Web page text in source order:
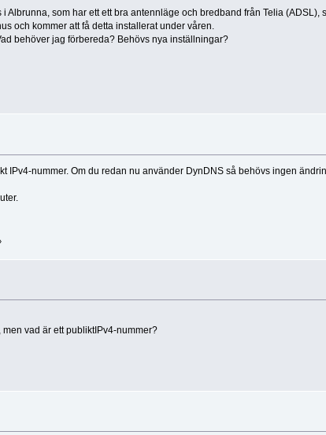
Albrunna, som har ett ett bra antennläge och bredband från Telia (ADSL),
och kommer att få detta installerat under våren.
behöver jag förbereda? Behövs nya inställningar?
IPv4-nummer. Om du redan nu använder DynDNS så behövs ingen
vad är ett publiktIPv4-nummer?